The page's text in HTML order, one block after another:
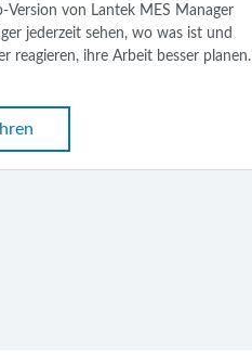
Version von Lantek MES Manager
jederzeit sehen, wo was ist und
reagieren, ihre Arbeit besser planen.